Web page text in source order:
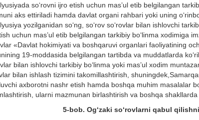
sо‘rovni ijro etish uchun mas’ul etib belgilangan
aks ettiriladi hamda davlat organi rahbari yoki uning
yozilganidan sо‘ng, sо‘rov sо‘rovlar bilan ishlovchi
uchun mas’ul etib belgilangan tarkibiy bо‘linma xodimiga
«Davlat hokimiyati va boshqaruvi organlari faoliyatining
19-moddasida belgilangan tartibda va muddatlarda
bilan ishlovchi tarkibiy bо‘linma yoki mas’ul xodim
bilan ishlash tizimini takomillashtirish,
axborotni nashr etish hamda boshqa muhim masalalar
ularni mazmunan birlashtirish va boshqa
5-bob. Og‘zaki sо‘rovlarni qabul